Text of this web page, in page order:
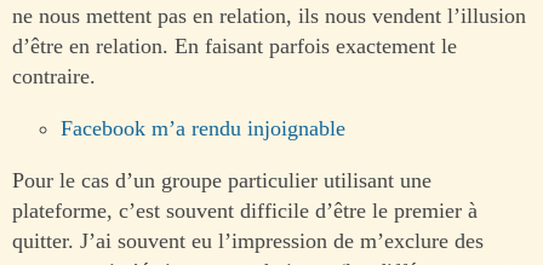
ne nous mettent pas en relation, ils nous vendent l’illusion
d’être en relation. En faisant parfois exactement le
contraire.
Facebook m’a rendu injoignable
Pour le cas d’un groupe particulier utilisant une
plateforme, c’est souvent difficile d’être le premier à
quitter. J’ai souvent eu l’impression de m’exclure des